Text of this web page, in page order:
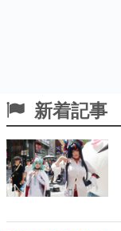
新着記事